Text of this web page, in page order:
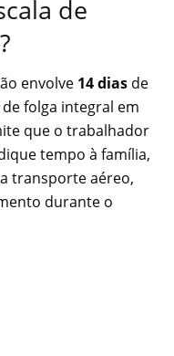
de
envolve 14 dias de
de folga integral em
que o trabalhador
tempo à família,
transporte aéreo,
durante o